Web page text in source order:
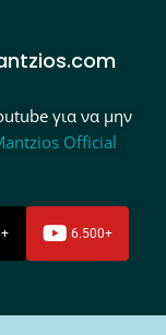
για να μην
Official
6.500+